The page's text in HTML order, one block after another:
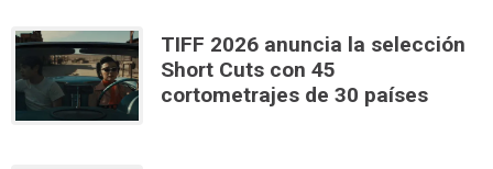
TIFF 2026 anuncia la selección
Short Cuts con 45
cortometrajes de 30 países